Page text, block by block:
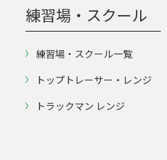
練習場・スクール
練習場・スクール一覧
トップトレーサー・レンジ
トラックマン レンジ